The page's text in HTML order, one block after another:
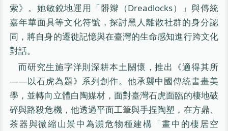
索》。她敏銳地運用「髒辮（Dreadlocks）」與傳統
嘉年華面具等文化符號，探討黑人離散社群的身分認
同，將自身的遷徙記憶與在臺灣的生命感知進行跨文化
對話。
而研究生施字洋則深耕本土關懷，推出《適得其所
——以石虎為題》系列創作。他承襲中國傳統書畫美
學，並轉向立體白陶媒材，面對臺灣石虎面臨的棲地破
碎與路殺危機，他透過平面工筆與手捏陶塑，在方鼎、
茶器與微縮山景中為瀕危物種建構「畫中的棲居空